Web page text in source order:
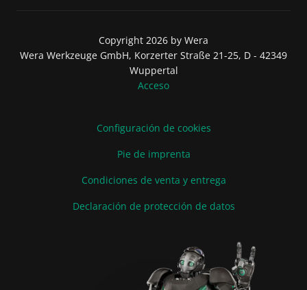
Copyright 2026 by Wera
Wera Werkzeuge GmbH, Korzerter Straße 21-25, D - 42349
Wuppertal
Acceso
Configuración de cookies
Pie de imprenta
Condiciones de venta y entrega
Declaración de protección de datos